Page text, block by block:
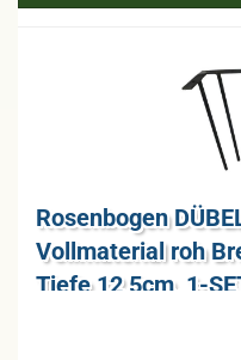
Ro­sen­bo­gen
Voll­ma­te­ri­al roh
Tiefe 12,5cm, 1-